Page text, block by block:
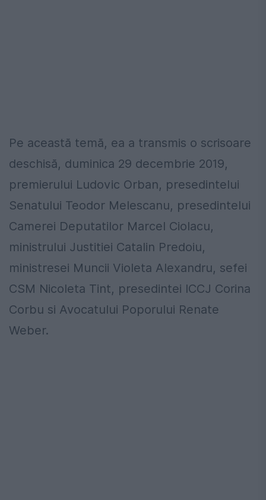
Pe această temă, ea a transmis o scrisoare
deschisă, duminica 29 decembrie 2019,
premierului Ludovic Orban, presedintelui
Senatului Teodor Melescanu, presedintelui
Camerei Deputatilor Marcel Ciolacu,
ministrului Justitiei Catalin Predoiu,
ministresei Muncii Violeta Alexandru, sefei
CSM Nicoleta Tint, presedintei ICCJ Corina
Corbu si Avocatului Poporului Renate
Weber.